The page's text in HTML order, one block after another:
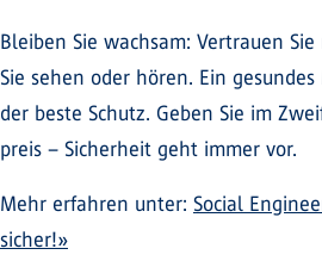
Bleiben Sie wachsam: Vertrauen
Sie sehen oder hören. Ein
der beste Schutz. Geben Sie im
preis – Sicherheit geht immer vor.
Mehr erfahren unter: Social
sicher!»